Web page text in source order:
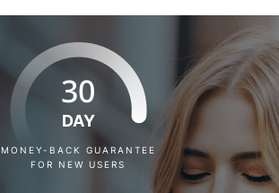
30
DAY
MONEY-BACK GUARANTEE
FOR NEW USERS